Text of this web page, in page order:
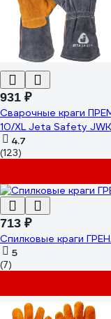
931 ₽
Сварочные краги
10/XL Jeta Safety
4.7
(123)
713 ₽
Спилковые краги
5
(7)